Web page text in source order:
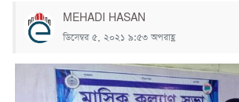
MEHADI HASAN
ডিসেম্বর ৫, ২০২১ ৯:৫৩ অপরাহ্ণ